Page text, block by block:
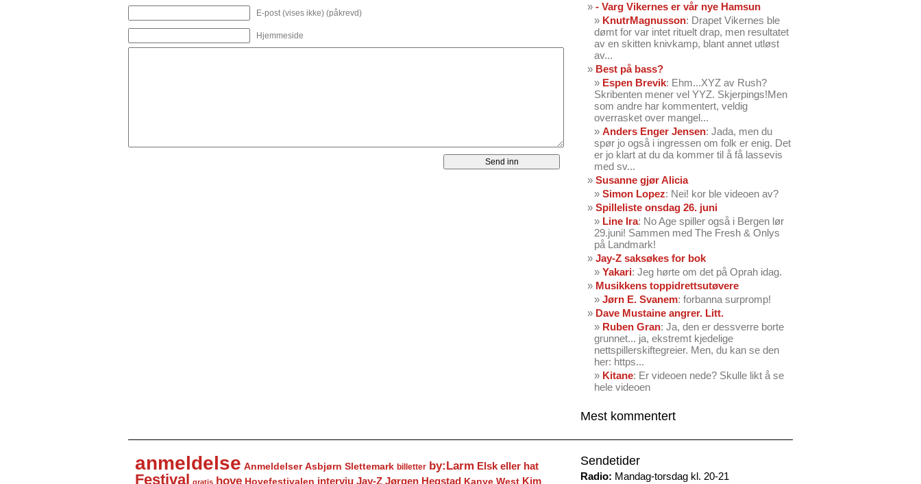
E-post (vises ikke) (påkrevd)
Hjemmeside
- Varg Vikernes er vår nye Hamsun
KnutrMagnusson: Drapet Vikernes ble
dømt for var intet rituelt drap, men resultatet
av en skitten knivkamp, blant annet utløst
av...
Best på bass?
Espen Brevik: Ehm...XYZ av Rush?
Skribenten mener vel YYZ. Skjerpings!Men
som andre har kommentert, veldig
overrasket over mangel...
Anders Enger Jensen: Jada, men du
spør jo også i ingressen om folk er enig. Det
er jo klart at du da kommer til å få lassevis
med sv...
Susanne gjør Alicia
Simon Lopez: Nei! kor ble videoen av?
Spilleliste onsdag 26. juni
Line Ira: No Age spiller også i Bergen lør
29.juni! Sammen med The Fresh & Onlys
på Landmark!
Jay-Z saksøkes for bok
Yakari: Jeg hørte om det på Oprah idag.
Musikkens toppidrettsutøvere
Jørn E. Svanem: forbanna surpromp!
Dave Mustaine angrer. Litt.
Ruben Gran: Ja, den er dessverre borte
grunnet... ja, ekstremt kjedelige
nettspillerskiftegreier. Men, du kan se den
her: https...
Kitane: Er videoen nede? Skulle likt å se
hele videoen
Mest kommentert
anmeldelse Anmeldelser Asbjørn Slettemark billetter by:Larm Elsk eller hat
Festival gratis hove Hovefestivalen intervju Jay-Z Jørgen Hegstad Kanye West Kim
Sendetider
Radio: Mandag-torsdag kl. 20-21